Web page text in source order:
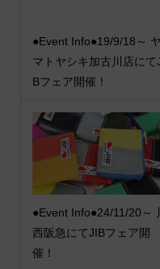
●Event Info●19/9/18～ ヤ
マトヤシキ加古川店にて
Bフェア開催！
●Event Info●24/11/20～
西阪急にてJIBフェア開
催！